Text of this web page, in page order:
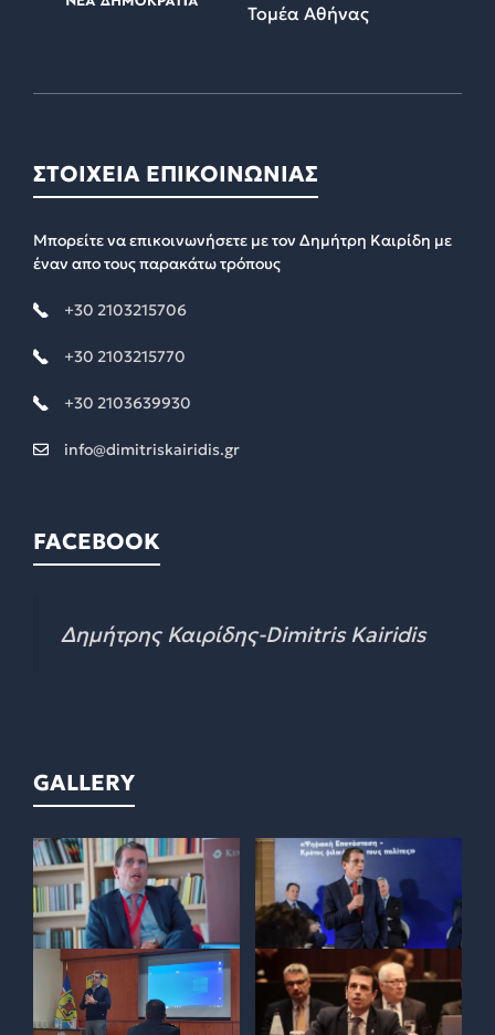
Τομέα Αθήνας
ΣΤΟΙΧΕΙΑ ΕΠΙΚΟΙΝΩΝΙΑΣ
Μπορείτε να επικοινωνήσετε με τον Δημήτρη Καιρίδη με
έναν απο τους παρακάτω τρόπους
+30 2103215706
+30 2103215770
+30 2103639930
info@dimitriskairidis.gr
FACEBOOK
Δημήτρης Καιρίδης-Dimitris Kairidis
GALLERY